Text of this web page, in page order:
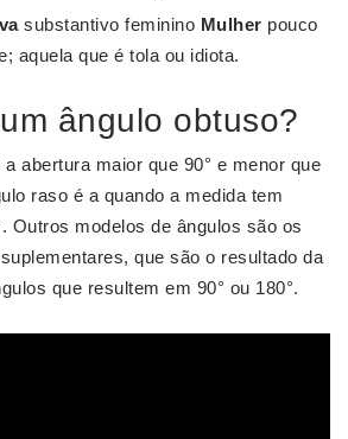
substantivo feminino Mulher pouco
aquela que é tola ou idiota.
ângulo obtuso?
a abertura maior que 90° e menor que
raso é a quando a medida tem
Outros modelos de ângulos são os
que são o resultado da
que resultem em 90° ou 180°.